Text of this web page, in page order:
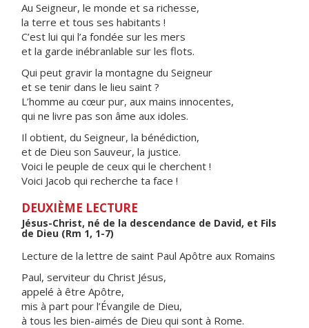
Au Seigneur, le monde et sa richesse,
la terre et tous ses habitants !
C’est lui qui l’a fondée sur les mers
et la garde inébranlable sur les flots.
Qui peut gravir la montagne du Seigneur
et se tenir dans le lieu saint ?
L’homme au cœur pur, aux mains innocentes,
qui ne livre pas son âme aux idoles.
Il obtient, du Seigneur, la bénédiction,
et de Dieu son Sauveur, la justice.
Voici le peuple de ceux qui le cherchent !
Voici Jacob qui recherche ta face !
DEUXIÈME LECTURE
Jésus-Christ, né de la descendance de David, et Fils
de Dieu (Rm 1, 1-7)
Lecture de la lettre de saint Paul Apôtre aux Romains
Paul, serviteur du Christ Jésus,
appelé à être Apôtre,
mis à part pour l’Évangile de Dieu,
à tous les bien-aimés de Dieu qui sont à Rome.